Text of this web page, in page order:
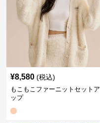
¥8,580 (税込)
もこもこファーニットセットア
ップ